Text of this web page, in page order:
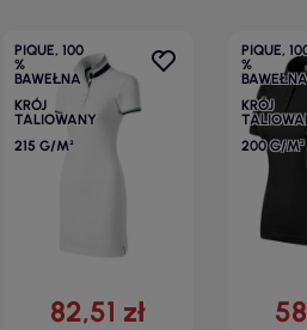
PIQUE, 100
%
BAWEŁNA
KRÓJ
TALIOWANY
215 G/M²
82,51 zł
PIQUE,
%
BAWEŁNA
KRÓJ
200 G/M²